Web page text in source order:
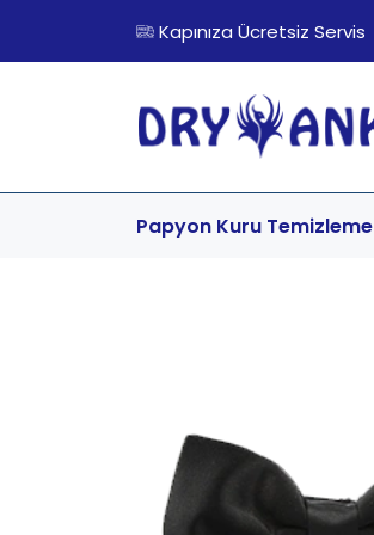
Kapınıza Ücretsiz Servis
Papyon Kuru Temizleme